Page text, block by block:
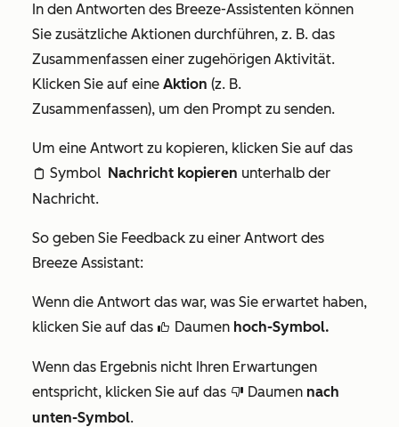
In den Antworten des Breeze-Assistenten können
Sie zusätzliche Aktionen durchführen, z. B. das
Zusammenfassen einer zugehörigen Aktivität.
Klicken Sie auf eine Aktion (z. B.
Zusammenfassen), um den Prompt zu senden.
Um eine Antwort zu kopieren, klicken Sie auf das
clipboardIcon Symbol Nachricht kopieren unterhalb der
Nachricht.
So geben Sie Feedback zu einer Antwort des
Breeze Assistant:
Wenn die Antwort das war, was Sie erwartet haben,
klicken Sie auf das thumbsUpIcon Daumen hoch-Symbol.
Wenn das Ergebnis nicht Ihren Erwartungen
entspricht, klicken Sie auf das thumbsDownIcon Daumen nach
unten-Symbol.